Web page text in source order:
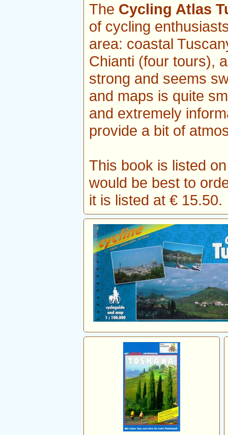
The Cycling Atlas
of cycling
area: coastal
Chianti (four tours),
strong and seems
and maps is quite
and extremely
provide a bit of
This book is listed
would be best to
it is listed at € 15.50.